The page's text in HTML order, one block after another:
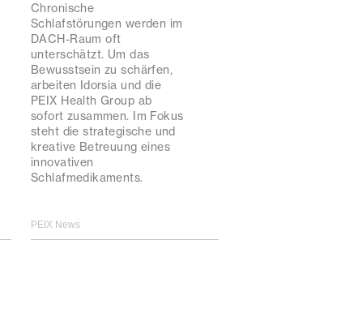
Chronische
Schlafstörungen werden im
DACH-Raum oft
unterschätzt. Um das
Bewusstsein zu schärfen,
arbeiten Idorsia und die
PEIX Health Group ab
sofort zusammen. Im Fokus
steht die strategische und
kreative Betreuung eines
innovativen
Schlafmedikaments.
PEIX News